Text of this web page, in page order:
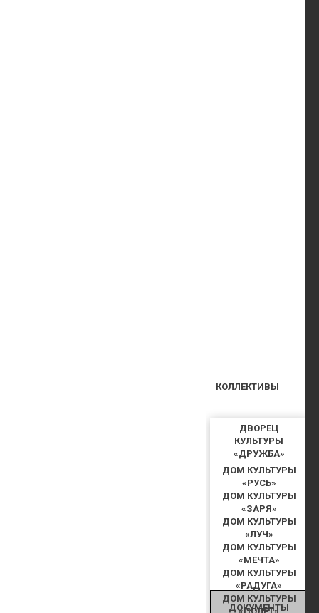
ДВОРЕЦ
КУЛЬТУРЫ
«ДРУЖБА»
ДОМ КУЛЬТУРЫ
«РУСЬ»
ДОМ КУЛЬТУРЫ
«ЗАРЯ»
ДОМ КУЛЬТУРЫ
«ЛУЧ»
ДОМ КУЛЬТУРЫ
«МЕЧТА»
ДОМ КУЛЬТУРЫ
«РАДУГА»
ДОМ КУЛЬТУРЫ
КОЛЛЕКТИВЫ
ДОКУМЕНТЫ